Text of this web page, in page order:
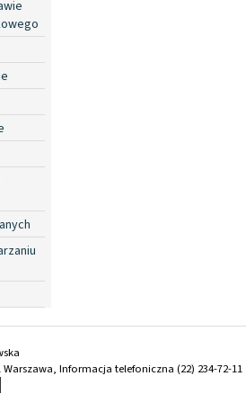
Warszawa, Informacja telefoniczna (22) 234-72-11